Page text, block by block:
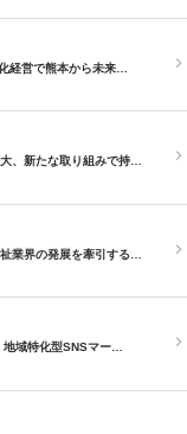
経営で熊本から未来…
大、新たな取り組みで持…
業界の発展を牽引する…
地域特化型SNSマー…